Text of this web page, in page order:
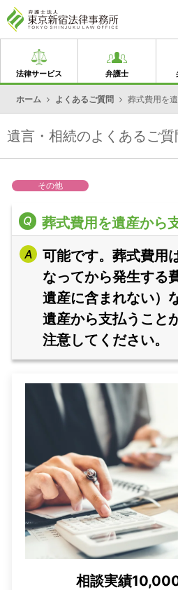
法律サービス 弁護士
ホーム よくあるご質問 葬式費用を
遺言・相続のよくあるご質
その他
葬式費用を遺産から
可能です。葬式費用
なってから発生する
遺産に含まれない）
遺産から支払うこと
注意してください。
相談実績